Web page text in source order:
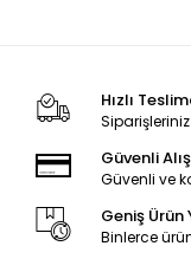
Hızlı
Güvenli
Güvenli ve
Geniş Ürün
Binlerce